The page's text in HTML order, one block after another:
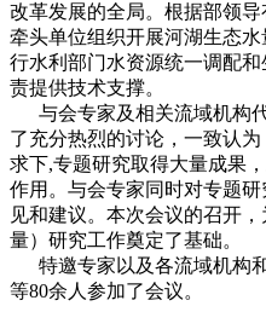
改革发展的全局。根据部领
牵头单位组织开展河湖生态
行水利部门水资源统一调配
责提供技术支撑。
与会专家及相关流域机构
了充分热烈的讨论，一致认
求下,专题研究取得大量成果
作用。与会专家同时对专题
见和建议。本次会议的召开
量）研究工作奠定了基础。
特邀专家以及各流域机构
等80余人参加了会议。